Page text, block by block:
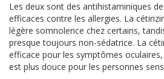
Les deux sont des antihistaminiques
efficaces contre les allergies. La
légère somnolence chez certains,
presque toujours non-sédatrice. La
efficace pour les symptômes
est plus douce pour les personnes